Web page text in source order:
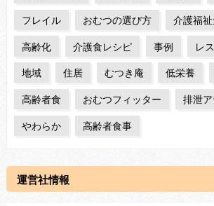
フレイル おむつの選び方 介護福
高齢化 介護食レシピ 事例 レ
地域 住居 むつき庵 低栄養
高齢者食 おむつフィッター 排泄
やわらか 高齢者食事
運営社情報